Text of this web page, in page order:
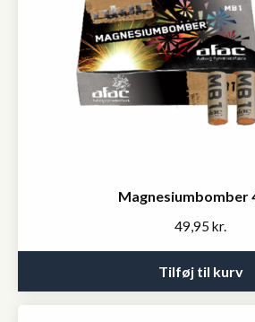
Magnesiumbomber
49,95 kr.
Tilføj til kurv